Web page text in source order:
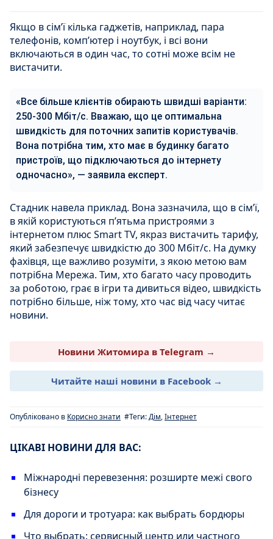
Якщо в сім’ї кілька гаджетів, наприклад, пара
телефонів, комп’ютер і ноутбук, і всі вони
включаються в один час, то сотні може всім не
вистачити.
«Все більше клієнтів обирають швидші варіанти:
250-300 Мбіт/с. Вважаю, що це оптимальна
швидкість для поточних запитів користувачів.
Вона потрібна тим, хто має в будинку багато
пристроїв, що підключаються до інтернету
одночасно», — заявила експерт.
Стадник навела приклад. Вона зазначила, що в сім’ї,
в якій користуються п’ятьма пристроями з
інтернетом плюс Smart TV, якраз вистачить тарифу,
який забезпечує швидкістю до 300 Мбіт/с. На думку
фахівця, ще важливо розуміти, з якою метою вам
потрібна Мережа. Тим, хто багато часу проводить
за роботою, грає в ігри та дивиться відео, швидкість
потрібно більше, ніж тому, хто час від часу читає
новини.
Новини Житомира в Telegram →
Читайте наші новини в Facebook →
Опубліковано в Корисно знати #Теги:Дім,Інтернет
ЦІКАВІ НОВИНИ ДЛЯ ВАС:
Міжнародні перевезення: розширте межі свого
бізнесу
Для дороги и тротуара: как выбрать бордюры
Что выбрать: сервисный центр или частного